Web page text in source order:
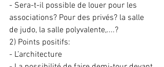
- Sera-t-il possible de louer pour les
associations? Pour des privés? la salle
de judo, la salle polyvalente,....?
2) Points positifs:
- L’architecture